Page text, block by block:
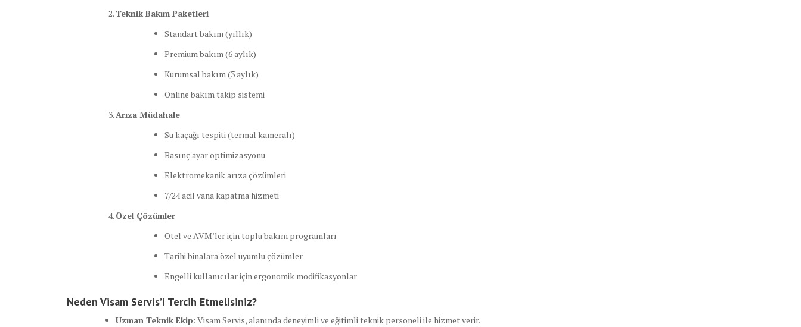
Teknik Bakım Paketleri
Standart bakım (yıllık)
Premium bakım (6 aylık)
Kurumsal bakım (3 aylık)
Online bakım takip sistemi
Arıza Müdahale
Su kaçağı tespiti (termal kameralı)
Basınç ayar optimizasyonu
Elektromekanik arıza çözümleri
7/24 acil vana kapatma hizmeti
Özel Çözümler
Otel ve AVM’ler için toplu bakım programları
Tarihi binalara özel uyumlu çözümler
Engelli kullanıcılar için ergonomik modifikasyonlar
Neden Visam Servis’i Tercih Etmelisiniz?
Uzman Teknik Ekip: Visam Servis, alanında deneyimli ve eğitimli teknik personeli ile hizmet verir.